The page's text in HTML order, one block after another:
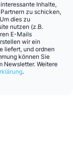
Inhalte,
zu schicken,
dies zu
nutzen (z.B.
E-Mails
wir ein
liefert, und ordnen
können Sie
Newsletter. Weitere
.